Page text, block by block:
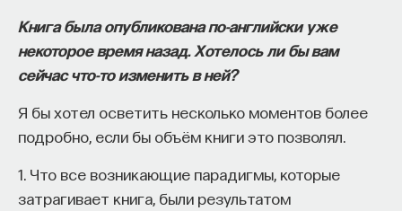
Книга была опубликована по-английски уже
некоторое время назад. Хотелось ли бы вам
сейчас что-то изменить в ней?
Я бы хотел осветить несколько моментов более
подробно, если бы объём книги это позволял.
1. Что все возникающие парадигмы, которые
затрагивает книга, были результатом
просвещения!